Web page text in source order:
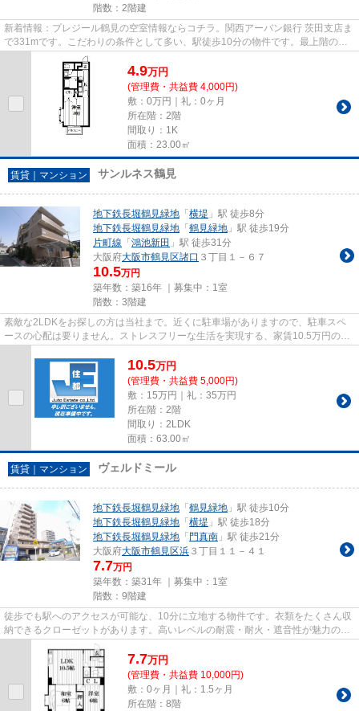
階数：2階建
新着情報：プレジール鶴見の空室情報ならコチラ。関西アーバン銀行 茨田支店ま
で331mです。こだわりの条件として多い、駅徒歩10分の物件です。最上階の物
件です。住都エステートには、...
4.9万円
(管理費・共益費 4,000円)
敷：0万円｜礼：0ヶ月
所在階：2階
間取り：1K
面積：23.00㎡
賃貸｜マンション サンルネス鶴見
地下鉄長堀鶴見緑地 「 横堤 」駅 徒歩8分
地下鉄長堀鶴見緑地 「 鶴見緑地 」駅 徒歩19分
片町線 「 鴻池新田 」駅 徒歩31分
大阪府大阪市鶴見区諸口 ３丁目１－６７
10.5万円
築年数：築16年 ｜募集中： 1室
階数：3階建
素敵な2LDKをお探しの方は当社まで。近くに駐車場がありますので、駐車スペ
ースの心配は要りません。ストレスフリーな生活を実現する、家賃10.5万円のお
10.5万円
(管理費・共益費 5,000円)
敷：15万円｜礼：35万円
所在階：2階
間取り：2LDK
面積：63.00㎡
賃貸｜マンション ヴェルドミール
地下鉄長堀鶴見緑地 「 鶴見緑地 」駅 徒歩10分
地下鉄長堀鶴見緑地 「 横堤 」駅 徒歩18分
地下鉄長堀鶴見緑地 「 門真南 」駅 徒歩21分
大阪府大阪市鶴見区浜 ３丁目１１－４１
7.7万円
築年数：築31年 ｜募集中： 1室
階数：9階建
徒歩でも駅へのアクセスが可能な、10分に立地する物件です。衣類をたくさん収
納できるクローゼットがあります。高いレベルの耐震・耐火・遮音性が魅力の鉄
骨鉄筋コンクリート構造。こ...
7.7万円
(管理費・共益費 10,000円)
敷：0ヶ月｜礼：1.5ヶ月
所在階：8階